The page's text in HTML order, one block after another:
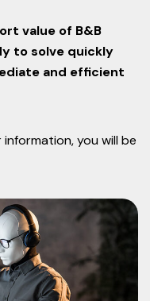
value of B&B
to solve quickly
and efficient
you will be